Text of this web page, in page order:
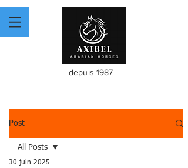
depuis 1987
Post
All Posts
30 juin 2025